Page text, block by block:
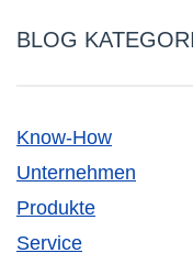
BLOG
Know-How
Unternehmen
Produkte
Service